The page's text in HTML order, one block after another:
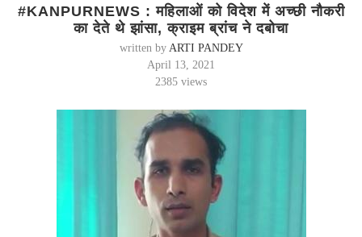
#KANPURNEWS : महिलाओं को विदेश में अच्छी नौकरी
का देते थे झांसा, क्राइम ब्रांच ने दबोचा
written by ARTI PANDEY
April 13, 2021
2385 views